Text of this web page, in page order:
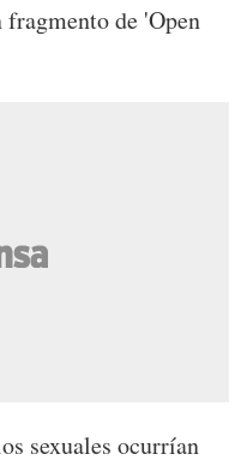
de 'Open
sexuales ocurrían